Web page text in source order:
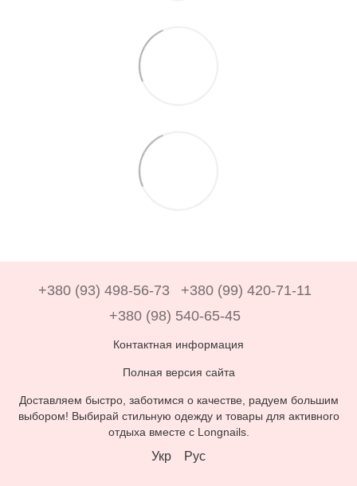
+380 (93) 498-56-73
+380 (99) 420-71-11
+380 (98) 540-65-45
Контактная информация
Полная версия сайта
Доставляем быстро, заботимся о качестве, радуем большим
выбором! Выбирай стильную одежду и товары для активного
отдыха вместе с Longnails.
Укр Рус